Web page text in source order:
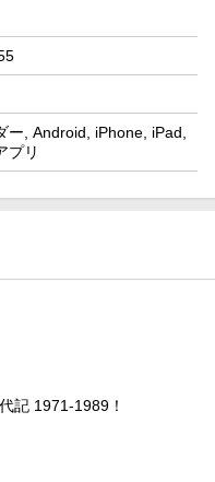
ー, Android, iPhone, iPad,
プリ
記 1971-1989！